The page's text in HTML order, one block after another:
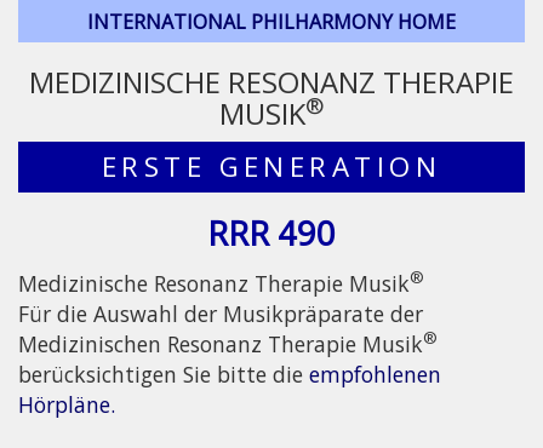
INTERNATIONAL PHILHARMONY HOME
MEDIZINISCHE RESONANZ THERAPIE
MUSIK®
ERSTE GENERATION
RRR 490
Medizinische Resonanz Therapie Musik®
Für die Auswahl der Musikpräparate der
Medizinischen Resonanz Therapie Musik®
berücksichtigen Sie bitte die empfohlenen
Hörpläne.